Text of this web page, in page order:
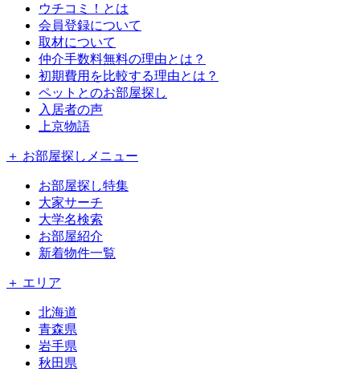
ウチコミ！とは
会員登録について
取材について
仲介手数料無料の理由とは？
初期費用を比較する理由とは？
ペットとのお部屋探し
入居者の声
上京物語
＋ お部屋探しメニュー
お部屋探し特集
大家サーチ
大学名検索
お部屋紹介
新着物件一覧
＋ エリア
北海道
青森県
岩手県
秋田県